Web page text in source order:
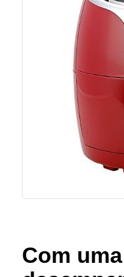
Com uma